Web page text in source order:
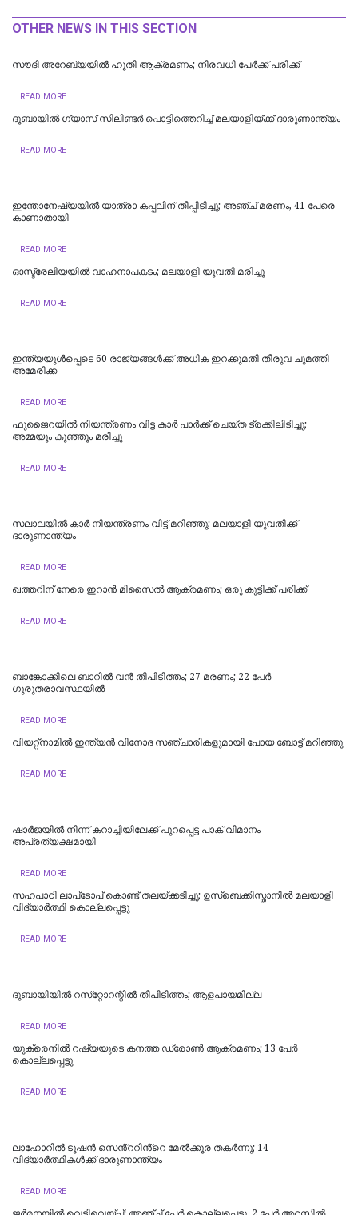
OTHER NEWS IN THIS SECTION
സൗദി അറേബ്യയിൽ ഹൂതി ആക്രമണം; നിരവധി പേർക്ക് പരിക്ക്
READ MORE
ദുബായിൽ ​ഗ്യാസ് സിലിണ്ടർ പൊട്ടിത്തെറിച്ച് മലയാളിയ്ക്ക് ദാരുണാന്ത്യം
READ MORE
ഇന്തോനേഷ്യയില്‍ യാത്രാ കപ്പലിന് തീപ്പിടിച്ചു; അഞ്ച് മരണം, 41 പേരെ
കാണാതായി
READ MORE
ഓസ്ട്രേലിയയിൽ വാഹനാപകടം; മലയാളി യുവതി മരിച്ചു
READ MORE
ഇന്ത്യയുള്‍പ്പെടെ 60 രാജ്യങ്ങള്‍ക്ക് അധിക ഇറക്കുമതി തീരുവ ചുമത്തി
അമേരിക്ക
READ MORE
ഫുജൈറയില്‍ നിയന്ത്രണം വിട്ട കാര്‍ പാര്‍ക്ക് ചെയ്ത ട്രക്കിലിടിച്ചു;
അമ്മയും കുഞ്ഞും മരിച്ചു
READ MORE
സലാലയില്‍ കാർ നിയന്ത്രണം വിട്ട് മറിഞ്ഞു; മലയാളി യുവതിക്ക്
ദാരുണാന്ത്യം
READ MORE
ഖത്തറിന് നേരെ ഇറാൻ മിസൈൽ ആക്രമണം; ഒരു കുട്ടിക്ക് പരിക്ക്
READ MORE
ബാങ്കോക്കിലെ ബാറിൽ വൻ തീപിടിത്തം; 27 മരണം; 22 പേർ
ഗുരുതരാവസ്ഥയിൽ
READ MORE
വിയറ്റ്‌നാമില്‍ ഇന്ത്യന്‍ വിനോദ സഞ്ചാരികളുമായി പോയ ബോട്ട് മറിഞ്ഞു
READ MORE
ഷാർജയിൽ നിന്ന് കറാച്ചിയിലേക്ക് പുറപ്പെട്ട പാക് വിമാനം
അപ്രത്യക്ഷമായി
READ MORE
സഹപാഠി ലാപ്‌ടോപ് കൊണ്ട് തലയ്ക്കടിച്ചു; ഉസ്‌ബെക്കിസ്താനില്‍ മലയാളി
വിദ്യാര്‍ത്ഥി കൊല്ലപ്പെട്ടു
READ MORE
ദുബായിയില്‍ റസ്‌റ്റോറന്റില്‍ തീപിടിത്തം; ആളപായമില്ല
READ MORE
യുക്രെനിൽ റഷ്യയുടെ കനത്ത ഡ്രോൺ ആക്രമണം; 13 പേർ
കൊല്ലപ്പെട്ടു
READ MORE
ലാഹോറില്‍ ടൂഷന്‍ സെൻ്ററിൻ്റെ മേല്‍ക്കൂര തകര്‍ന്നു; 14
വിദ്യാര്‍ത്ഥികള്‍ക്ക് ദാരുണാന്ത്യം
READ MORE